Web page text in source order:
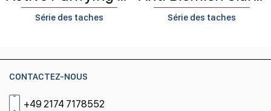
Série des taches Série des taches
CONTACTEZ-NOUS
+49 2174 7178552